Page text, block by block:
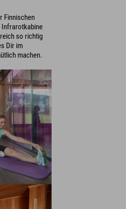
Finnischen
Infrarotkabine
so richtig
Dir im
machen.